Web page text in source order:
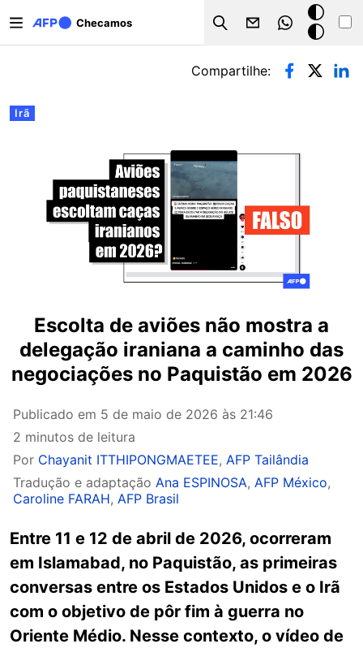
Checamos
Search
Modo
escuro
Abas primárias
Irã
Compartilhe:
Escolta de aviões não mostra a
delegação iraniana a caminho das
negociações no Paquistão em 2026
Publicado em 5 de maio de 2026 às 21:46
2 minutos de leitura
Por Chayanit ITTHIPONGMAETEE, AFP Tailândia
Tradução e adaptação Ana ESPINOSA, AFP México,
Caroline FARAH, AFP Brasil
Entre 11 e 12 de abril de 2026, ocorreram
em Islamabad, no Paquistão, as primeiras
conversas entre os Estados Unidos e o Irã
com o objetivo de pôr fim à guerra no
Oriente Médio. Nesse contexto, o vídeo de